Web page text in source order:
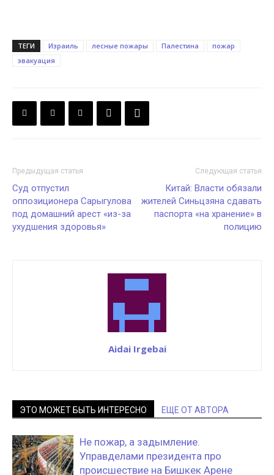
ТЕГИ Израиль лесные пожары Палестина
пожар
эвакуация
Предыдущая статья
Суд отпустил
оппозиционера Сарыгулова
под домашний арест «из-за
ухудшения здоровья»
Следующая статья
Китай: Власти обязали
жителей Синьцзяна сдавать
паспорта «на хранение» в
полицию
Aidai Irgebai
ЭТО МОЖЕТ БЫТЬ ИНТЕРЕСНО ЕЩЕ ОТ АВТОРА
Не пожар, а задымление.
Управделами президента про
происшествие на Бишкек Арене